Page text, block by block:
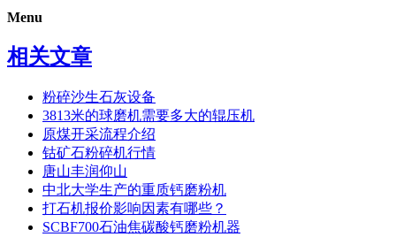
Menu
相关文章
粉碎沙生石灰设备
3813米的球磨机需要多大的辊压机
原煤开采流程介绍
钴矿石粉碎机行情
唐山丰润仰山
中北大学生产的重质钙磨粉机
打石机报价影响因素有哪些？
SCBF700石油焦碳酸钙磨粉机器